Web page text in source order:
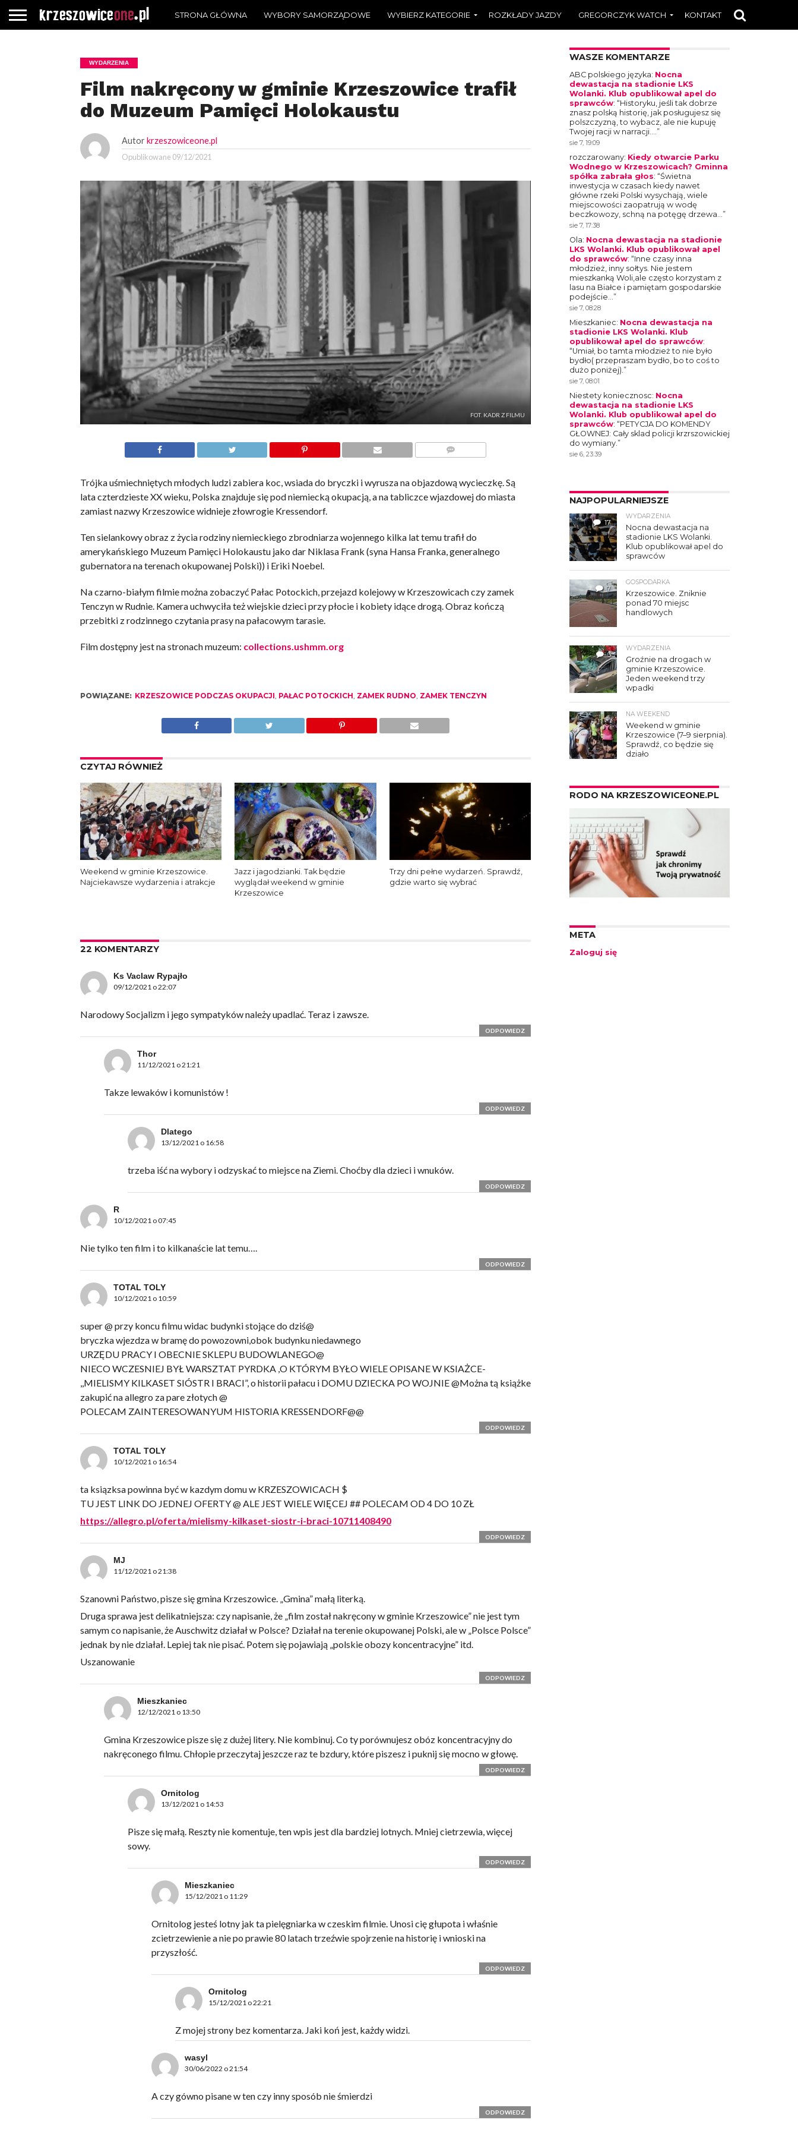
STRONA GŁÓWNA WYBORY SAMORZĄDOWE WYBIERZ KATEGORIE ROZKŁADY JAZDY GREGORCZYK WATCH KONTAKT
WYDARZENIA
Film nakręcony w gminie Krzeszowice trafił
do Muzeum Pamięci Holokaustu
Autor krzeszowiceone.pl
Opublikowane 09/12/2021
FOT. KADR Z FILMU
Trójka uśmiechniętych młodych ludzi zabiera koc, wsiada do bryczki i wyrusza na objazdową wycieczkę. Są
lata czterdzieste XX wieku, Polska znajduje się pod niemiecką okupacją, a na tabliczce wjazdowej do miasta
zamiast nazwy Krzeszowice widnieje złowrogie Kressendorf.
Ten sielankowy obraz z życia rodziny niemieckiego zbrodniarza wojennego kilka lat temu trafił do
amerykańskiego Muzeum Pamięci Holokaustu jako dar Niklasa Frank (syna Hansa Franka, generalnego
gubernatora na terenach okupowanej Polski)) i Eriki Noebel.
Na czarno-białym filmie można zobaczyć Pałac Potockich, przejazd kolejowy w Krzeszowicach czy zamek
Tenczyn w Rudnie. Kamera uchwyciła też wiejskie dzieci przy płocie i kobiety idące drogą. Obraz kończą
przebitki z rodzinnego czytania prasy na pałacowym tarasie.
Film dostępny jest na stronach muzeum: collections.ushmm.org
POWIĄZANE: KRZESZOWICE PODCZAS OKUPACJI, PAŁAC POTOCKICH, ZAMEK RUDNO, ZAMEK TENCZYN
CZYTAJ RÓWNIEŻ
Weekend w gminie Krzeszowice.
Najciekawsze wydarzenia i atrakcje
Jazz i jagodzianki. Tak będzie
wyglądał weekend w gminie
Krzeszowice
Trzy dni pełne wydarzeń. Sprawdź,
gdzie warto się wybrać
22 KOMENTARZY
Ks Vaclaw Rypajło
09/12/2021 o 22:07
Narodowy Socjalizm i jego sympatyków należy upadlać. Teraz i zawsze.
ODPOWIEDZ
Thor
11/12/2021 o 21:21
Takze lewaków i komunistów !
ODPOWIEDZ
Dlatego
13/12/2021 o 16:58
trzeba iść na wybory i odzyskać to miejsce na Ziemi. Choćby dla dzieci i wnuków.
ODPOWIEDZ
R
10/12/2021 o 07:45
Nie tylko ten film i to kilkanaście lat temu….
ODPOWIEDZ
TOTAL TOLY
10/12/2021 o 10:59
super @ przy koncu filmu widac budynki stojące do dziś@
bryczka wjezdza w bramę do powozowni,obok budynku niedawnego
URZĘDU PRACY I OBECNIE SKLEPU BUDOWLANEGO@
NIECO WCZESNIEJ BYŁ WARSZTAT PYRDKA ,O KTÓRYM BYŁO WIELE OPISANE W KSIAŻCE-
,,MIELISMY KILKASET SIÓSTR I BRACI”, o historii pałacu i DOMU DZIECKA PO WOJNIE @Można tą książke
zakupić na allegro za pare złotych @
POLECAM ZAINTERESOWANYUM HISTORIA KRESSENDORF@@
ODPOWIEDZ
TOTAL TOLY
10/12/2021 o 16:54
ta ksiązksa powinna być w kazdym domu w KRZESZOWICACH $
TU JEST LINK DO JEDNEJ OFERTY @ ALE JEST WIELE WIĘCEJ ## POLECAM OD 4 DO 10 ZŁ
https://allegro.pl/oferta/mielismy-kilkaset-siostr-i-braci-10711408490
ODPOWIEDZ
MJ
11/12/2021 o 21:38
Szanowni Państwo, pisze się gmina Krzeszowice. „Gmina” małą literką.
Druga sprawa jest delikatniejsza: czy napisanie, że „film został nakręcony w gminie Krzeszowice” nie jest tym
samym co napisanie, że Auschwitz działał w Polsce? Działał na terenie okupowanej Polski, ale w „Polsce Polsce”
jednak by nie działał. Lepiej tak nie pisać. Potem się pojawiają „polskie obozy koncentracyjne” itd.
Uszanowanie
ODPOWIEDZ
Mieszkaniec
12/12/2021 o 13:50
Gmina Krzeszowice pisze się z dużej litery. Nie kombinuj. Co ty porównujesz obóz koncentracyjny do
nakręconego filmu. Chłopie przeczytaj jeszcze raz te bzdury, które piszesz i puknij się mocno w głowę.
ODPOWIEDZ
Ornitolog
13/12/2021 o 14:53
Pisze się małą. Reszty nie komentuje, ten wpis jest dla bardziej lotnych. Mniej cietrzewia, więcej
sowy.
ODPOWIEDZ
Mieszkaniec
15/12/2021 o 11:29
Ornitolog jesteś lotny jak ta pielęgniarka w czeskim filmie. Unosi cię głupota i właśnie
zcietrzewienie a nie po prawie 80 latach trzeźwie spojrzenie na historię i wnioski na
przyszłość.
ODPOWIEDZ
Ornitolog
15/12/2021 o 22:21
Z mojej strony bez komentarza. Jaki koń jest, każdy widzi.
wasyl
30/06/2022 o 21:54
A czy gówno pisane w ten czy inny sposób nie śmierdzi
ODPOWIEDZ
WASZE KOMENTARZE
ABC polskiego języka: Nocna
dewastacja na stadionie LKS
Wolanki. Klub opublikował apel do
sprawców: “Historyku, jeśli tak dobrze
znasz polską historię, jak posługujesz się
polszczyzną, to wybacz, ale nie kupuję
Twojej racji w narracji.…”
sie 7, 19:09
rozczarowany: Kiedy otwarcie Parku
Wodnego w Krzeszowicach? Gminna
spółka zabrała głos: “Świetna
inwestycja w czasach kiedy nawet
główne rzeki Polski wysychają, wiele
miejscowości zaopatrują w wodę
beczkowozy, schną na potęgę drzewa…”
sie 7, 17:38
Ola: Nocna dewastacja na stadionie
LKS Wolanki. Klub opublikował apel
do sprawców: “Inne czasy inna
młodzież, inny sołtys. Nie jestem
mieszkanką Woli,ale często korzystam z
lasu na Białce i pamiętam gospodarskie
podejście…”
sie 7, 08:28
Mieszkaniec: Nocna dewastacja na
stadionie LKS Wolanki. Klub
opublikował apel do sprawców:
“Umiał, bo tamta młodzież to nie było
bydło( przepraszam bydło, bo to coś to
dużo poniżej).”
sie 7, 08:01
Niestety koniecznosc: Nocna
dewastacja na stadionie LKS
Wolanki. Klub opublikował apel do
sprawców: “PETYCJA DO KOMENDY
GŁOWNEJ: Cały sklad policji krzrszowickiej
do wymiany.”
sie 6, 23:39
NAJPOPULARNIEJSZE
17
WYDARZENIA
Nocna dewastacja na
stadionie LKS Wolanki.
Klub opublikował apel do
sprawców
7
GOSPODARKA
Krzeszowice. Zniknie
ponad 70 miejsc
handlowych
3
WYDARZENIA
Groźnie na drogach w
gminie Krzeszowice.
Jeden weekend trzy
wpadki
NA WEEKEND
Weekend w gminie
Krzeszowice (7–9 sierpnia).
Sprawdź, co będzie się
działo
RODO NA KRZESZOWICEONE.PL
META
Zaloguj się